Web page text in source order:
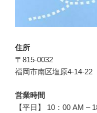
住所
〒815-0032
福岡市南区塩原4-14-22
営業時間
【平日】 10：00 AM –